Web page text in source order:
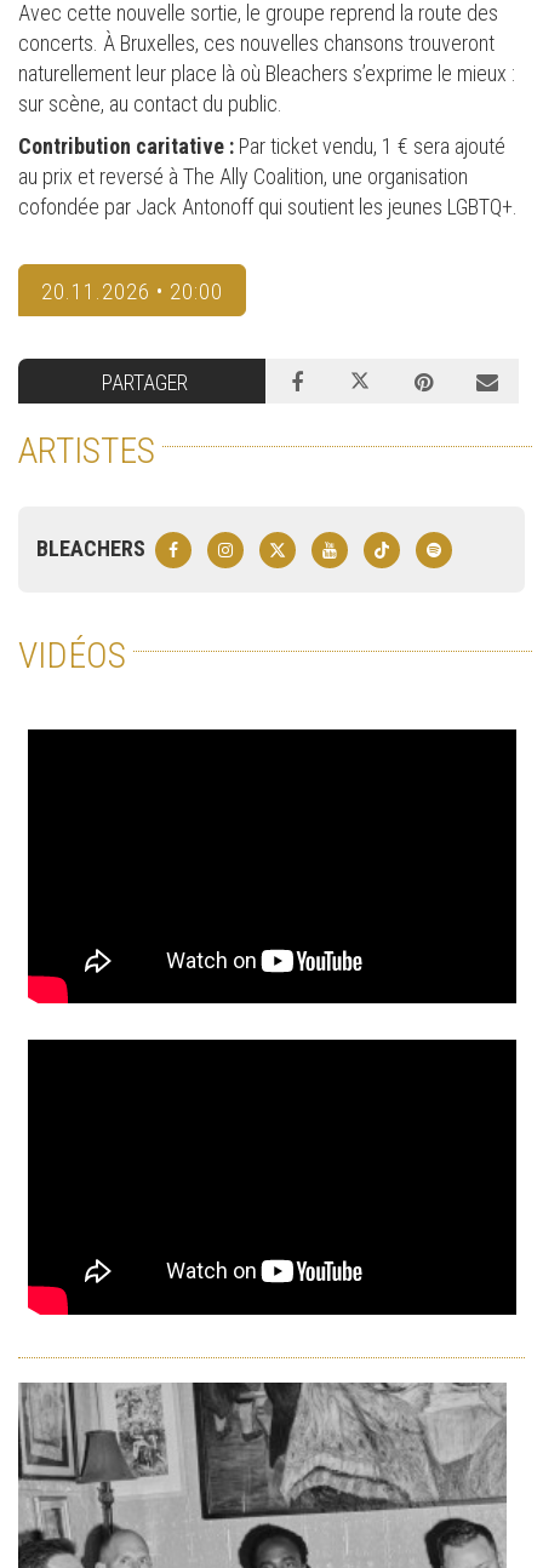
Avec cette nouvelle sortie, le groupe reprend la route des
concerts. À Bruxelles, ces nouvelles chansons trouveront
naturellement leur place là où Bleachers s’exprime le mieux :
sur scène, au contact du public.
Contribution caritative : Par ticket vendu, 1 € sera ajouté
au prix et reversé à The Ally Coalition, une organisation
cofondée par Jack Antonoff qui soutient les jeunes LGBTQ+.
20.11.2026 • 20:00
PARTAGER
ARTISTES
BLEACHERS
VIDÉOS